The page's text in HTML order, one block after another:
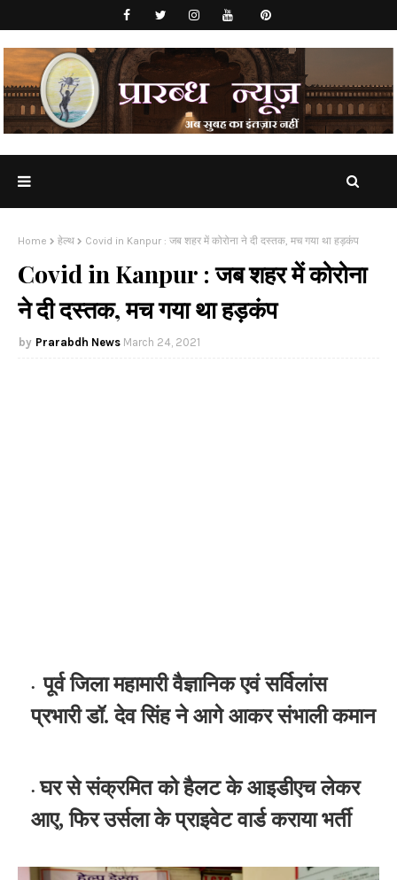
Home हेल्थ Covid in Kanpur : जब शहर में कोरोना ने दी दस्तक, मच गया था हड़कंप
Covid in Kanpur : जब शहर में कोरोना
ने दी दस्तक, मच गया था हड़कंप
Prarabdh News March 24, 2021
पूर्व जिला महामारी वैज्ञानिक एवं सर्विलांस
प्रभारी डॉ. देव सिंह ने आगे आकर संभाली कमान
घर से संक्रमित को हैलट के आइडीएच लेकर
आए, फिर उर्सला के प्राइवेट वार्ड कराया भर्ती